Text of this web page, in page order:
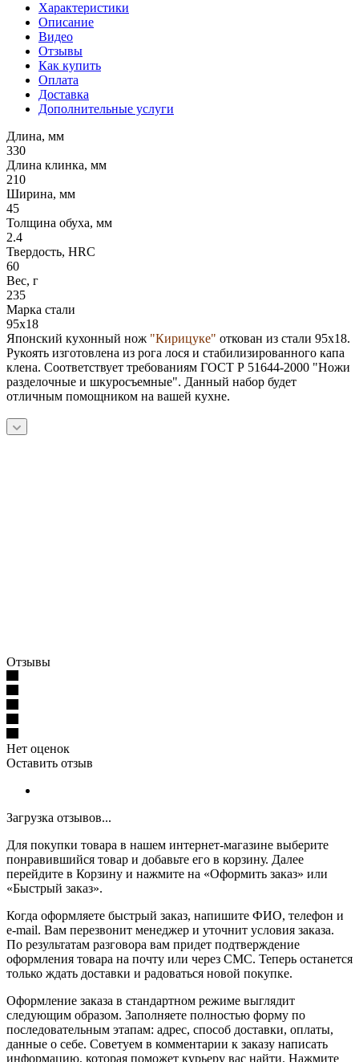
Характеристики
Описание
Видео
Отзывы
Как купить
Оплата
Доставка
Дополнительные услуги
Длина, мм
330
Длина клинка, мм
210
Ширина, мм
45
Толщина обуха, мм
2.4
Твердость, HRC
60
Вес, г
235
Марка стали
95х18
Японский кухонный нож "Кирицуке" откован из стали 95х18.
Рукоять изготовлена из рога лося и стабилизированного капа
клена. Соответствует требованиям ГОСТ Р 51644-2000 "Ножи
разделочные и шкуросъемные". Данный набор будет
отличным помощником на вашей кухне.
Отзывы
Нет оценок
Оставить отзыв
Загрузка отзывов...
Для покупки товара в нашем интернет-магазине выберите
понравившийся товар и добавьте его в корзину. Далее
перейдите в Корзину и нажмите на «Оформить заказ» или
«Быстрый заказ».
Когда оформляете быстрый заказ, напишите ФИО, телефон и
e-mail. Вам перезвонит менеджер и уточнит условия заказа.
По результатам разговора вам придет подтверждение
оформления товара на почту или через СМС. Теперь останется
только ждать доставки и радоваться новой покупке.
Оформление заказа в стандартном режиме выглядит
следующим образом. Заполняете полностью форму по
последовательным этапам: адрес, способ доставки, оплаты,
данные о себе. Советуем в комментарии к заказу написать
информацию, которая поможет курьеру вас найти. Нажмите